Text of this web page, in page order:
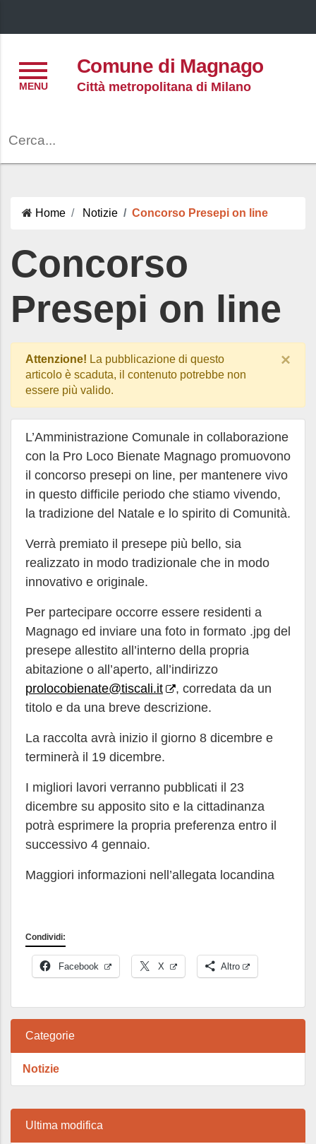
Comune di Magnago
Città metropolitana di Milano
Home Notizie Concorso Presepi on line
Concorso
Presepi on line
Attenzione! La pubblicazione di questo
articolo è scaduta, il contenuto potrebbe non
essere più valido.
×
L’Amministrazione Comunale in collaborazione
con la Pro Loco Bienate Magnago promuovono
il concorso presepi on line, per mantenere vivo
in questo difficile periodo che stiamo vivendo,
la tradizione del Natale e lo spirito di Comunità.
Verrà premiato il presepe più bello, sia
realizzato in modo tradizionale che in modo
innovativo e originale.
Per partecipare occorre essere residenti a
Magnago ed inviare una foto in formato .jpg del
presepe allestito all’interno della propria
abitazione o all’aperto, all’indirizzo
prolocobienate@tiscali.it
, corredata da un
titolo e da una breve descrizione.
La raccolta avrà inizio il giorno 8 dicembre e
terminerà il 19 dicembre.
I migliori lavori verranno pubblicati il 23
dicembre su apposito sito e la cittadinanza
potrà esprimere la propria preferenza entro il
successivo 4 gennaio.
Maggiori informazioni nell’allegata locandina
Condividi:
Facebook X Altro
Categorie
Notizie
Ultima modifica